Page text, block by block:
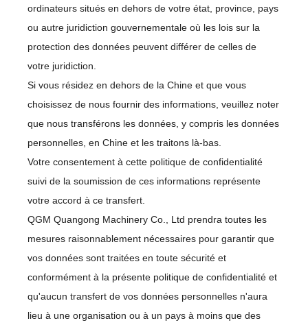
ordinateurs situés en dehors de votre état, province, pays
ou autre juridiction gouvernementale où les lois sur la
protection des données peuvent différer de celles de
votre juridiction.
Si vous résidez en dehors de la Chine et que vous
choisissez de nous fournir des informations, veuillez noter
que nous transférons les données, y compris les données
personnelles, en Chine et les traitons là-bas.
Votre consentement à cette politique de confidentialité
suivi de la soumission de ces informations représente
votre accord à ce transfert.
QGM Quangong Machinery Co., Ltd prendra toutes les
mesures raisonnablement nécessaires pour garantir que
vos données sont traitées en toute sécurité et
conformément à la présente politique de confidentialité et
qu'aucun transfert de vos données personnelles n'aura
lieu à une organisation ou à un pays à moins que des